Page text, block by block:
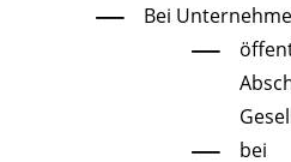
Bei
bei